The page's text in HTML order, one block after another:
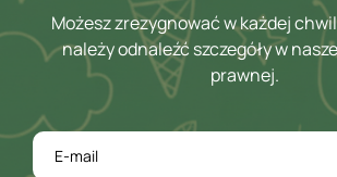
Możesz zrezygnować w każdej
należy odnaleźć szczegóły w
prawnej.